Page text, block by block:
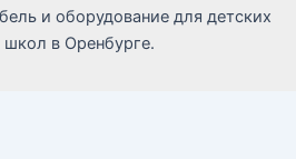
и оборудование для детских
школ в Оренбурге.